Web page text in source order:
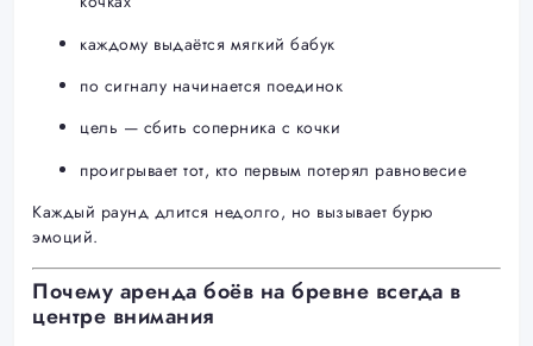
каждому выдаётся мягкий бабук
по сигналу начинается поединок
цель — сбить соперника с кочки
проигрывает тот, кто первым потерял равновесие
Каждый раунд длится недолго, но вызывает бурю
эмоций.
Почему аренда боёв на бревне всегда в
центре внимания